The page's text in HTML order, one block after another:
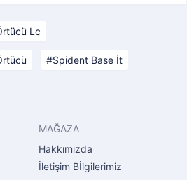
Lc
Spident Base İt
MAĞAZA
Hakkımızda
İletişim Bİlgilerimiz